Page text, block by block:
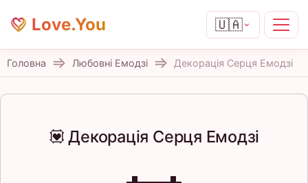
Love.You 🇺🇦
Головна Любовні Емодзі Декорація Серця Емодзі
💟 Декорація Серця Емодзі